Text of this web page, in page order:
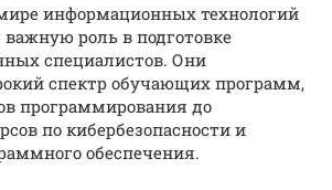
информационных технологий
роль в подготовке
специалистов. Они
спектр обучающих программ,
программирования до
по кибербезопасности и
обеспечения.